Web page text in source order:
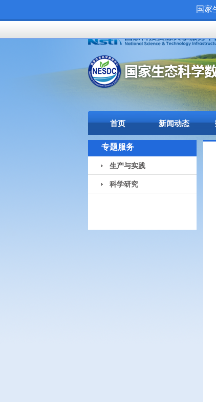
国家
首页 新闻动态
专题服务
生产与实践
科学研究